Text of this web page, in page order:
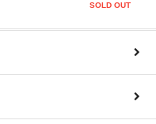
SOLD OUT